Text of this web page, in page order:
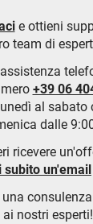
e ottieni
team di
+39 06
al sabato
dalle
ricevere
subito un'email
nostri esperti!